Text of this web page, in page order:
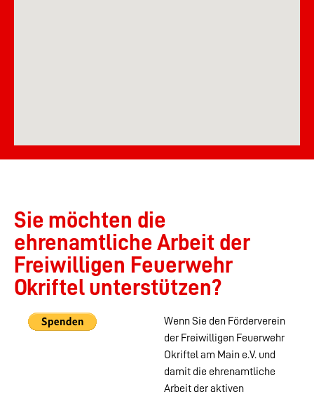
Sie möchten die
ehrenamtliche Arbeit der
Freiwilligen Feuerwehr
Okriftel unterstützen?
Wenn Sie den Förderverein
der Freiwilligen Feuerwehr
Okriftel am Main e.V. und
damit die ehrenamtliche
Arbeit der aktiven